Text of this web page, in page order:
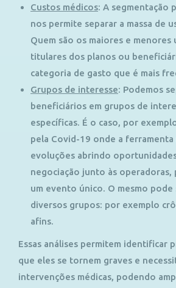
Custos médicos: A segmentação
nos permite separar a massa de
Quem são os maiores e menores
titulares dos planos ou
categoria de gasto que é mais
Grupos de interesse: Podemos
beneficiários em grupos de
específicas. É o caso, por
pela Covid-19 onde a ferramenta
evoluções abrindo
negociação junto às
um evento único. O mesmo
diversos grupos: por exemplo
afins.
Essas análises permitem identificar
que eles se tornem graves e
intervenções médicas, podendo